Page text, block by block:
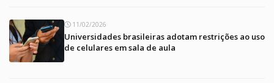
11/02/2026
Universidades brasileiras adotam restrições ao uso
de celulares em sala de aula